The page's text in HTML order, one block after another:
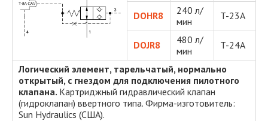
DOHR8
240 л/
мин
T-23A
DOJR8
480 л/
мин
T-24A
Логический элемент, тарельчатый, нормально
открытый, с гнездом для подключения пилотного
клапана. Картриджный гидравлический клапан
(гидроклапан) ввертного типа. Фирма-изготовитель:
Sun Hydraulics (США).